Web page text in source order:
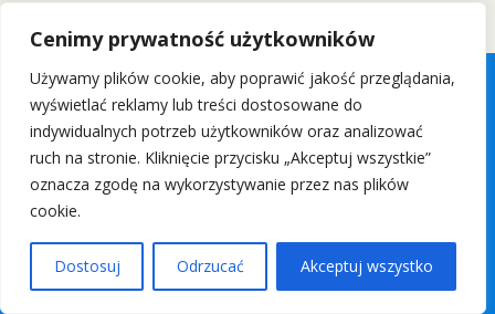
Cenimy prywatność użytkowników
Używamy plików cookie, aby poprawić jakość przeglądania,
wyświetlać reklamy lub treści dostosowane do
indywidualnych potrzeb użytkowników oraz analizować
ruch na stronie. Kliknięcie przycisku „Akceptuj wszystkie”
oznacza zgodę na wykorzystywanie przez nas plików
cookie.
Dostosuj Odrzucać Akceptuj wszystko